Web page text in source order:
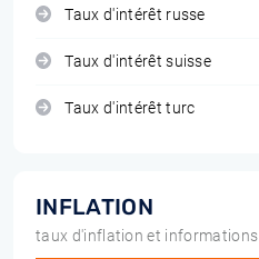
Taux d'intérêt russe
Taux d'intérêt suisse
Taux d'intérêt turc
INFLATION
taux d'inflation et informations